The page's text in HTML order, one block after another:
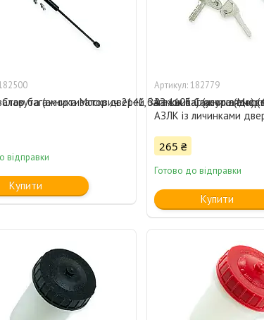
(амортизатор дверей багажника) (упор ляди)
багажника Москвич 2141, ЗАЗ 1103 Славута
відправки
Купити
182779
Замок багажника
АЗЛК із личинками
265 ₴
Готово до відправки
Купити